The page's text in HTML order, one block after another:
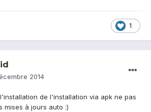
1
2014
de l'installation via apk ne pas
mises à jours auto :)